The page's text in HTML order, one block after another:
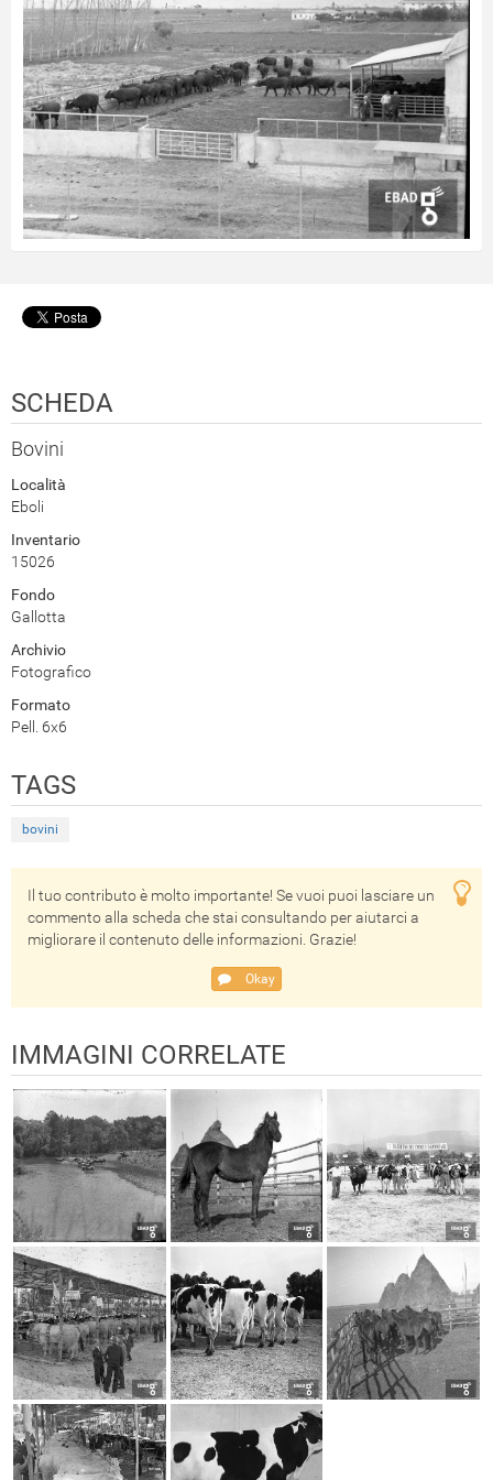
SCHEDA
Bovini
Località
Eboli
Inventario
15026
Fondo
Gallotta
Archivio
Fotografico
Formato
Pell. 6x6
TAGS
bovini
Il tuo contributo è molto importante! Se vuoi puoi lasciare un
commento alla scheda che stai consultando per aiutarci a
migliorare il contenuto delle informazioni. Grazie!
Okay
IMMAGINI CORRELATE